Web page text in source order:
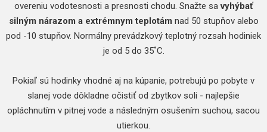
overeniu vodotesnosti a presnosti chodu. Snažte savyhýbať
silným nárazom a extrémnym teplotám nad 50 stupňov alebo
pod -10 stupňov. Normálny prevádzkový teplotný rozsah hodiniek
je od 5 do 35˚C.
Pokiaľ sú hodinky vhodné aj na kúpanie, potrebujú po pobyte v
slanej vode dôkladne očistiť od zbytkov soli - najlepšie
opláchnutím v pitnej vode a následným osušením suchou, sacou
utierkou.